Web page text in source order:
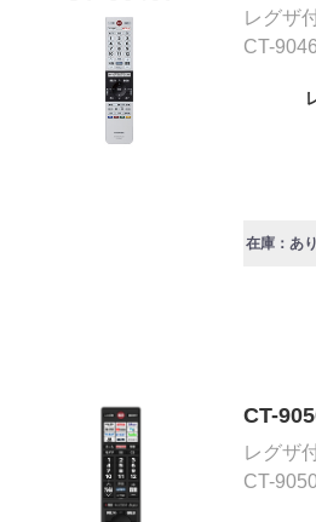
レグザ
CT-
在庫：あり
CT-
レグザ
CT-